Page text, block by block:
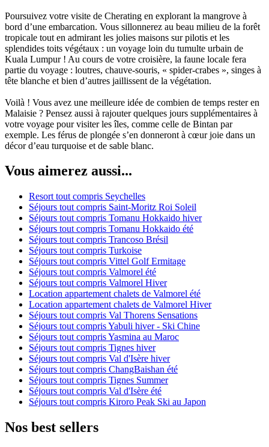
Poursuivez votre visite de Cherating en explorant la mangrove à
bord d’une embarcation. Vous sillonnerez au beau milieu de la forêt
tropicale tout en admirant les jolies maisons sur pilotis et les
splendides toits végétaux : un voyage loin du tumulte urbain de
Kuala Lumpur ! Au cours de votre croisière, la faune locale fera
partie du voyage : loutres, chauve-souris, « spider-crabes », singes à
tête blanche et bien d’autres jaillissent de la végétation.
Voilà ! Vous avez une meilleure idée de combien de temps rester en
Malaisie ? Pensez aussi à rajouter quelques jours supplémentaires à
votre voyage pour visiter les îles, comme celle de Bintan par
exemple. Les férus de plongée s’en donneront à cœur joie dans un
décor d’eau turquoise et de sable blanc.
Vous aimerez aussi...
Resort tout compris Seychelles
Séjours tout compris Saint-Moritz Roi Soleil
Séjours tout compris Tomanu Hokkaido hiver
Séjours tout compris Tomanu Hokkaido été
Séjours tout compris Trancoso Brésil
Séjours tout compris Turkoise
Séjours tout compris Vittel Golf Ermitage
Séjours tout compris Valmorel été
Séjours tout compris Valmorel Hiver
Location appartement chalets de Valmorel été
Location appartement chalets de Valmorel Hiver
Séjours tout compris Val Thorens Sensations
Séjours tout compris Yabuli hiver - Ski Chine
Séjours tout compris Yasmina au Maroc
Séjours tout compris Tignes hiver
Séjours tout compris Val d'Isère hiver
Séjours tout compris ChangBaishan été
Séjours tout compris Tignes Summer
Séjours tout compris Val d'Isère été
Séjours tout compris Kiroro Peak Ski au Japon
Nos best sellers